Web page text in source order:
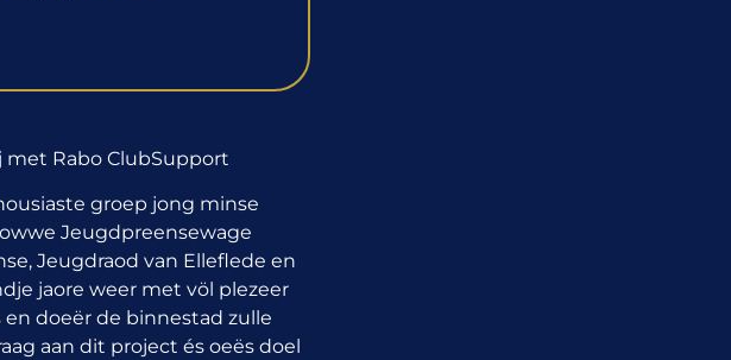
met Rabo ClubSupport
groep jong minse
Jeugdpreensewage
Jeugdraod van Elleflede en
jaore weer met völ plezeer
doeër de binnestad zulle
aan dit project és oeës doel